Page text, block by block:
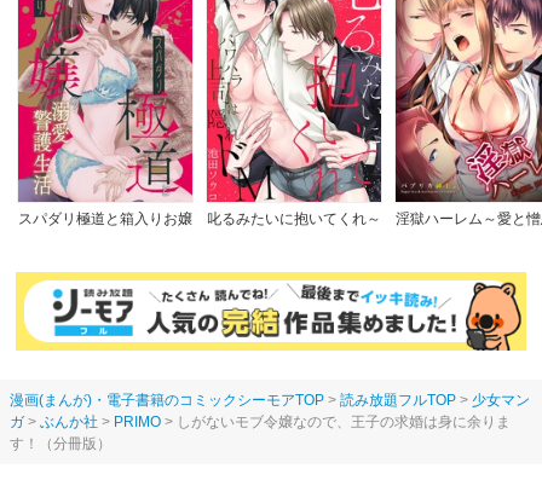
スパダリ極道と箱入りお嬢
細で!?
叱るみたいに抱いてくれ～
淫獄ハーレム～愛と
漫画(まんが)・電子書籍のコミックシーモアTOP 読み放題フルTOP
少女マン
ガ
ぶんか社 PRIMO
しがないモブ令嬢なので、王子の求婚は身に余りま
す！（分冊版）